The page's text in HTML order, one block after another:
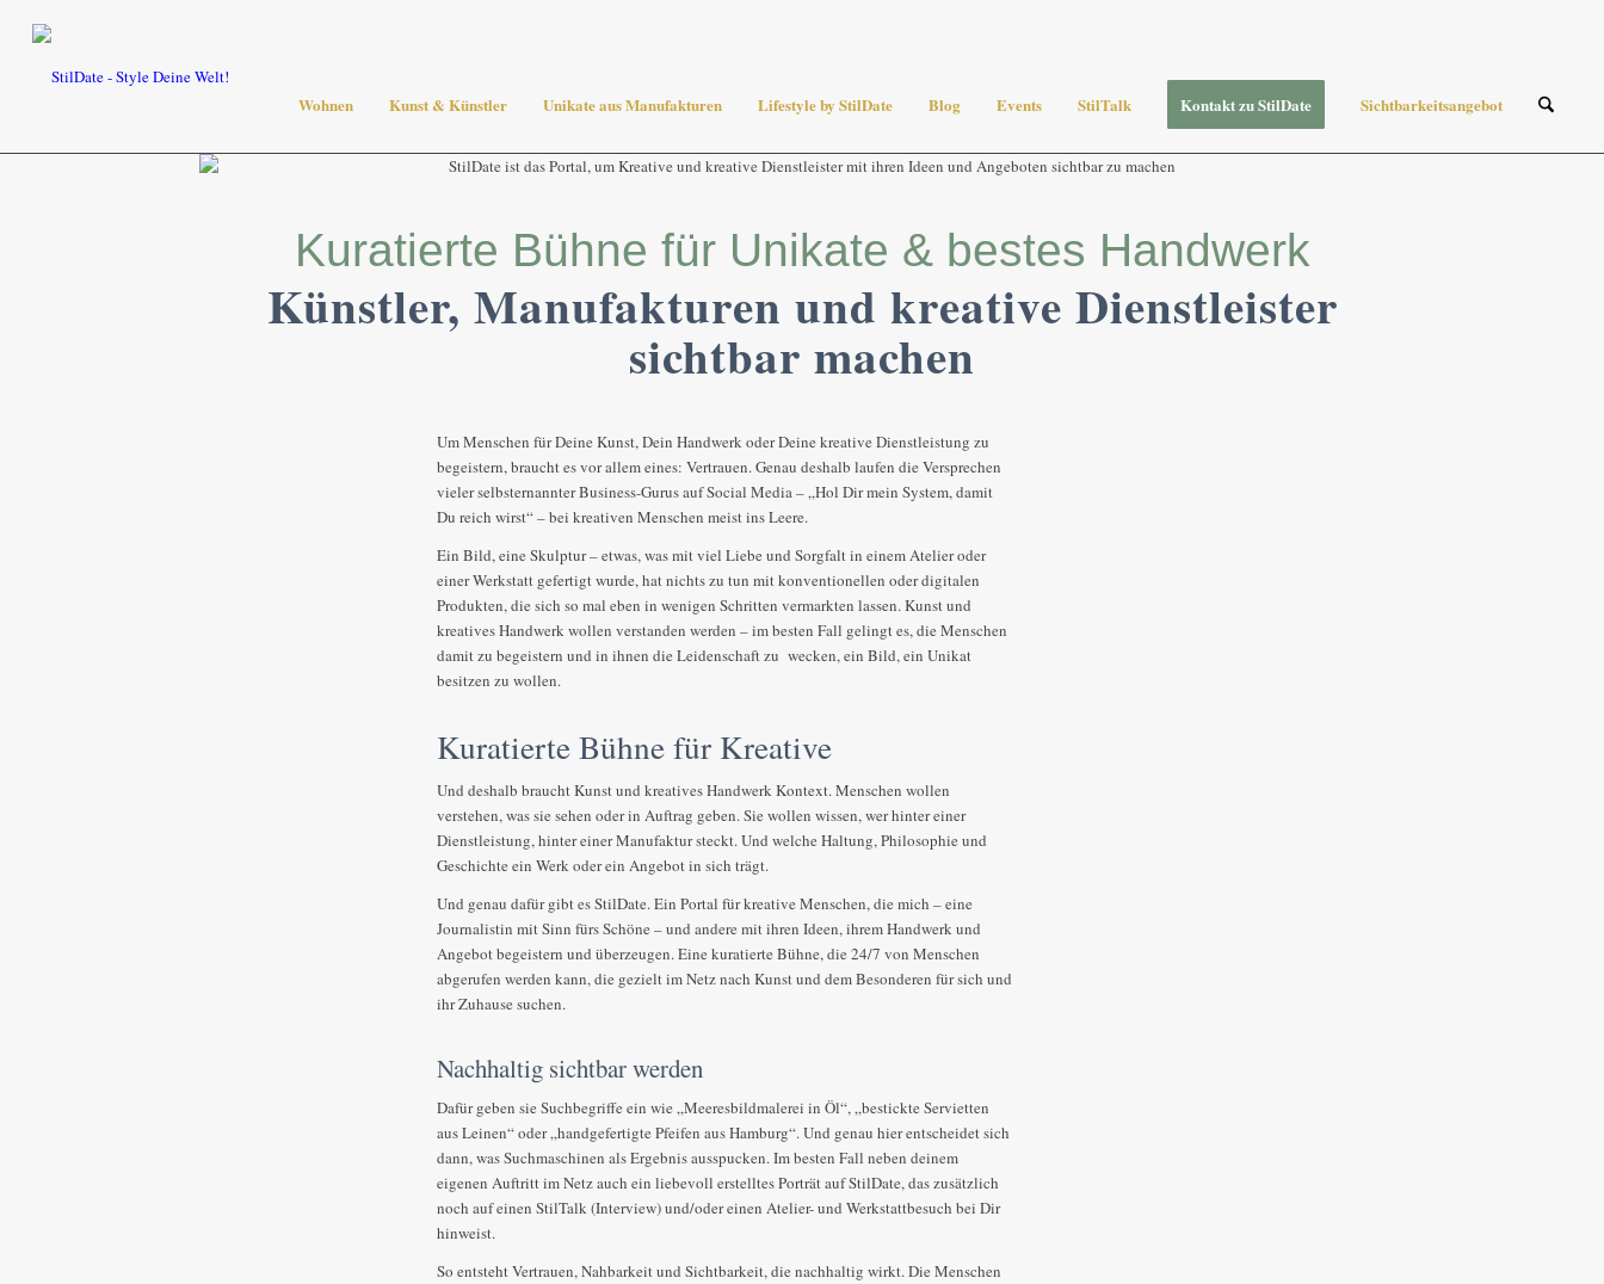
Wohnen Kunst & Künstler Unikate aus Manufakturen Lifestyle by StilDate Blog Events StilTalk Kontakt zu StilDate Sichtbarkeitsangebot
Kuratierte Bühne für Unikate & bestes Handwerk
Künstler, Manufakturen und kreative Dienstleister
sichtbar machen
Um Menschen für Deine Kunst, Dein Handwerk oder Deine kreative Dienstleistung zu
begeistern, braucht es vor allem eines: Vertrauen. Genau deshalb laufen die Versprechen
vieler selbsternannter Business-Gurus auf Social Media – „Hol Dir mein System, damit
Du reich wirst“ – bei kreativen Menschen meist ins Leere.
Ein Bild, eine Skulptur – etwas, was mit viel Liebe und Sorgfalt in einem Atelier oder
einer Werkstatt gefertigt wurde, hat nichts zu tun mit konventionellen oder digitalen
Produkten, die sich so mal eben in wenigen Schritten vermarkten lassen. Kunst und
kreatives Handwerk wollen verstanden werden – im besten Fall gelingt es, die Menschen
damit zu begeistern und in ihnen die Leidenschaft zu wecken, ein Bild, ein Unikat
besitzen zu wollen.
Kuratierte Bühne für Kreative
Und deshalb braucht Kunst und kreatives Handwerk Kontext. Menschen wollen
verstehen, was sie sehen oder in Auftrag geben. Sie wollen wissen, wer hinter einer
Dienstleistung, hinter einer Manufaktur steckt. Und welche Haltung, Philosophie und
Geschichte ein Werk oder ein Angebot in sich trägt.
Und genau dafür gibt es StilDate. Ein Portal für kreative Menschen, die mich – eine
Journalistin mit Sinn fürs Schöne – und andere mit ihren Ideen, ihrem Handwerk und
Angebot begeistern und überzeugen. Eine kuratierte Bühne, die 24/7 von Menschen
abgerufen werden kann, die gezielt im Netz nach Kunst und dem Besonderen für sich und
ihr Zuhause suchen.
Nachhaltig sichtbar werden
Dafür geben sie Suchbegriffe ein wie „Meeresbildmalerei in Öl“, „bestickte Servietten
aus Leinen“ oder „handgefertigte Pfeifen aus Hamburg“. Und genau hier entscheidet sich
dann, was Suchmaschinen als Ergebnis ausspucken. Im besten Fall neben deinem
eigenen Auftritt im Netz auch ein liebevoll erstelltes Porträt auf StilDate, das zusätzlich
noch auf einen StilTalk (Interview) und/oder einen Atelier- und Werkstattbesuch bei Dir
hinweist.
So entsteht Vertrauen, Nahbarkeit und Sichtbarkeit, die nachhaltig wirkt. Die Menschen